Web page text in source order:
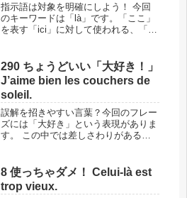
指示語は対象を明確にしよう！ 今回
のキーワードは「là」です。「ここ」
を表す「ici」に対して使われる、「そ
あります。ただし、指示語であること
には変わりないので、指し示して...
290 ちょうどいい「大好き！」
J’aime bien les couchers de
soleil.
誤解を招きやすい言葉？今回のフレー
ズには「大好き」という表現がありま
す。 この中では差しさわりがあるこ
招くことも多々あります。重すぎない
「大好き」が言えるようになりましょ
う...
8 使っちゃダメ！ Celui-là est
trop vieux.